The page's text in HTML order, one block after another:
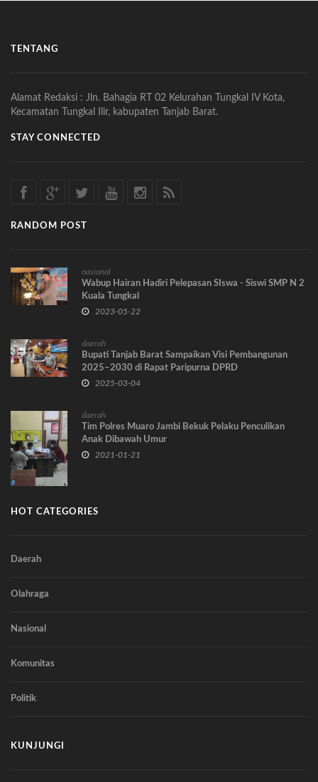
TENTANG
Alamat Redaksi : Jln. Bahagia RT 02 Kelurahan Tungkal IV Kota,
Kecamatan Tungkal Ilir, kabupaten Tanjab Barat.
STAY CONNECTED
RANDOM POST
nasional
Wabup Hairan Hadiri Pelepasan SIswa - Siswi SMP N 2
Kuala Tungkal
2023-05-22
daerah
Bupati Tanjab Barat Sampaikan Visi Pembangunan
2025–2030 di Rapat Paripurna DPRD
2025-03-04
daerah
Tim Polres Muaro Jambi Bekuk Pelaku Penculikan
Anak Dibawah Umur
2021-01-21
HOT CATEGORIES
Daerah
Olahraga
Nasional
Komunitas
Politik
KUNJUNGI